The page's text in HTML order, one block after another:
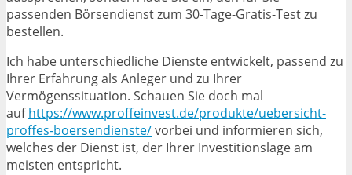
passenden Börsendienst zum 30-Tage-Gratis-Test zu
bestellen.
Ich habe unterschiedliche Dienste entwickelt, passend zu
Ihrer Erfahrung als Anleger und zu Ihrer
Vermögenssituation. Schauen Sie doch mal
aufhttps://www.proffeinvest.de/produkte/uebersicht-
proffes-boersendienste/vorbei und informieren sich,
welches der Dienst ist, der Ihrer Investitionslage am
meisten entspricht.